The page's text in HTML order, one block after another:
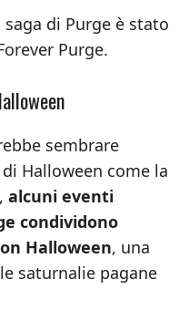
di Purge è stato
Purge.
sembrare
Halloween come la
alcuni eventi
condividono
Halloween, una
saturnalie pagane